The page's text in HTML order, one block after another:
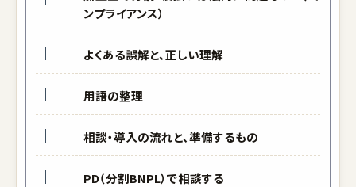
ンプライアンス）
よくある誤解と、正しい理解
用語の整理
相談・導入の流れと、準備するもの
PD（分割BNPL）で相談する